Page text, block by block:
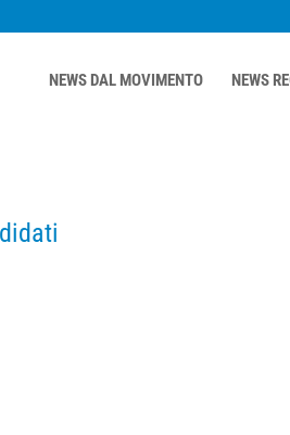
NEWS DAL MOVIMENTO NEWS